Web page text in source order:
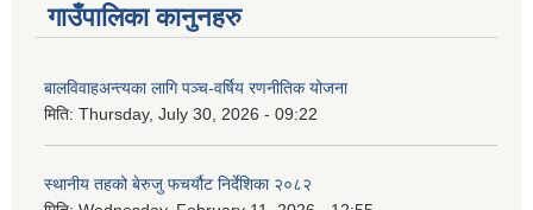
गाउँपालिका कानुनहरु
बालविवाहअन्त्यका लागि पञ्च-वर्षिय रणनीतिक योजना
मिति: Thursday, July 30, 2026 - 09:22
स्थानीय तहको बेरुजु फचर्यौट निर्देशिका २०८२